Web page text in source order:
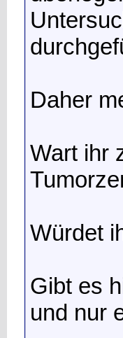
Daher
Wart ihr
Würdet
Gibt es
und nur